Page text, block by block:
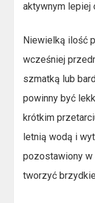
aktywnym lepiej
Niewielką ilość
wcześniej
szmatką lub
powinny być
krótkim
letnią wodą i
pozostawiony w
tworzyć